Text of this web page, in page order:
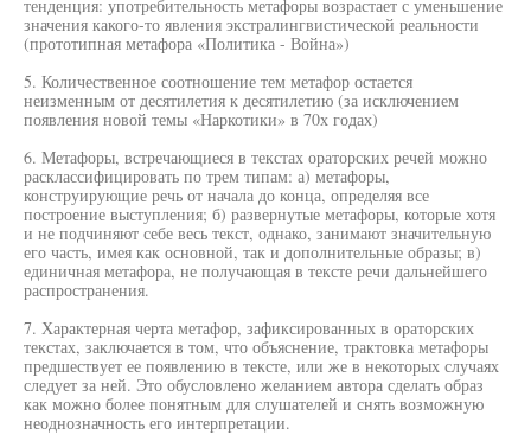
тенденция: употребительность метафоры возрастает с уменьшение
значения какого-то явления экстралингвистической реальности
(прототипная метафора «Политика - Война»)
5. Количественное соотношение тем метафор остается
неизменным от десятилетия к десятилетию (за исключением
появления новой темы «Наркотики» в 70х годах)
6. Метафоры, встречающиеся в текстах ораторских речей можно
расклассифицировать по трем типам: а) метафоры,
конструирующие речь от начала до конца, определяя все
построение выступления; б) развернутые метафоры, которые хотя
и не подчиняют себе весь текст, однако, занимают значительную
его часть, имея как основной, так и дополнительные образы; в)
единичная метафора, не получающая в тексте речи дальнейшего
распространения.
7. Характерная черта метафор, зафиксированных в ораторских
текстах, заключается в том, что объяснение, трактовка метафоры
предшествует ее появлению в тексте, или же в некоторых случаях
следует за ней. Это обусловлено желанием автора сделать образ
как можно более понятным для слушателей и снять возможную
неоднозначность его интерпретации.